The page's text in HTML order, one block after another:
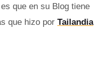
que en su Blog tiene
que hizo por Tailandia